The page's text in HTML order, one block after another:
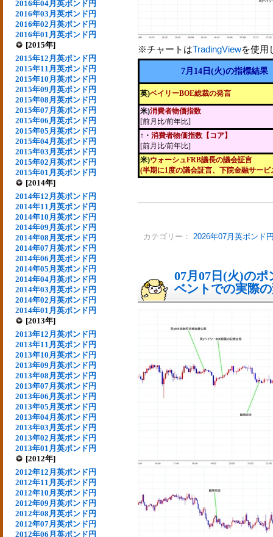
2016年04月英ポンド円
2016年03月英ポンド円
2016年02月英ポンド円
2016年01月英ポンド円
[2015年]
2015年12月英ポンド円
2015年11月英ポンド円
2015年10月英ポンド円
2015年09月英ポンド円
2015年08月英ポンド円
2015年07月英ポンド円
2015年06月英ポンド円
2015年05月英ポンド円
2015年04月英ポンド円
2015年03月英ポンド円
2015年02月英ポンド円
2015年01月英ポンド円
[2014年]
2014年12月英ポンド円
2014年11月英ポンド円
2014年10月英ポンド円
2014年09月英ポンド円
2014年08月英ポンド円
2014年07月英ポンド円
2014年06月英ポンド円
2014年05月英ポンド円
2014年04月英ポンド円
2014年03月英ポンド円
2014年02月英ポンド円
2014年01月英ポンド円
[2013年]
2013年12月英ポンド円
2013年11月英ポンド円
2013年10月英ポンド円
2013年09月英ポンド円
2013年08月英ポンド円
2013年07月英ポンド円
2013年06月英ポンド円
2013年05月英ポンド円
2013年04月英ポンド円
2013年03月英ポンド円
2013年02月英ポンド円
2013年01月英ポンド円
[2012年]
2012年12月英ポンド円
2012年11月英ポンド円
2012年10月英ポンド円
2012年09月英ポンド円
2012年08月英ポンド円
2012年07月英ポンド円
2012年06月英ポンド円
※チャートはTradingViewを使用
7月14日(火)の指標結果
英)ベイリーBOE総裁の発言
米)消費者物価指数
[前月比/前年比]
↑・ 消費者物価指数【コア】
[前月比/前年比]
米)ウォーシュFRB議長の議会証言
(半期に1度の議会証言、下院金融サービ
カテゴリー： 2026年07月英ポンド
07月07日(火)の
ベントでの実際